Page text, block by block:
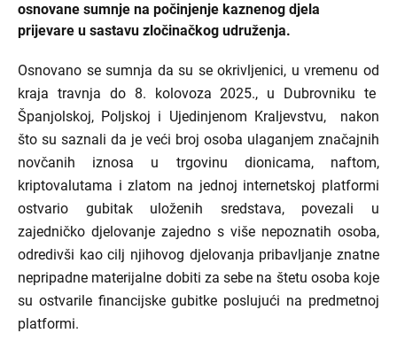
osnovane sumnje na počinjenje kaznenog djela
prijevare u sastavu zločinačkog udruženja.
Osnovano se sumnja da su se okrivljenici, u vremenu od
kraja travnja do 8. kolovoza 2025., u Dubrovniku te
Španjolskoj, Poljskoj i Ujedinjenom Kraljevstvu, nakon
što su saznali da je veći broj osoba ulaganjem značajnih
novčanih iznosa u trgovinu dionicama, naftom,
kriptovalutama i zlatom na jednoj internetskoj platformi
ostvario gubitak uloženih sredstava, povezali u
zajedničko djelovanje zajedno s više nepoznatih osoba,
odredivši kao cilj njihovog djelovanja pribavljanje znatne
nepripadne materijalne dobiti za sebe na štetu osoba koje
su ostvarile financijske gubitke poslujući na predmetnoj
platformi.